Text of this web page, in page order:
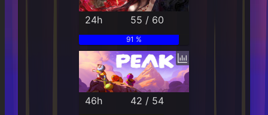
24h 55 / 60
91 %
46h 42 / 54